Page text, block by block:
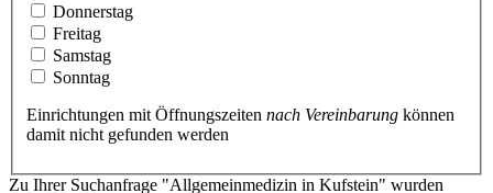
Donnerstag
Freitag
Samstag
Sonntag
Einrichtungen mit Öffnungszeiten nach Vereinbarung können
damit nicht gefunden werden
Zu Ihrer Suchanfrage "Allgemeinmedizin in Kufstein" wurden